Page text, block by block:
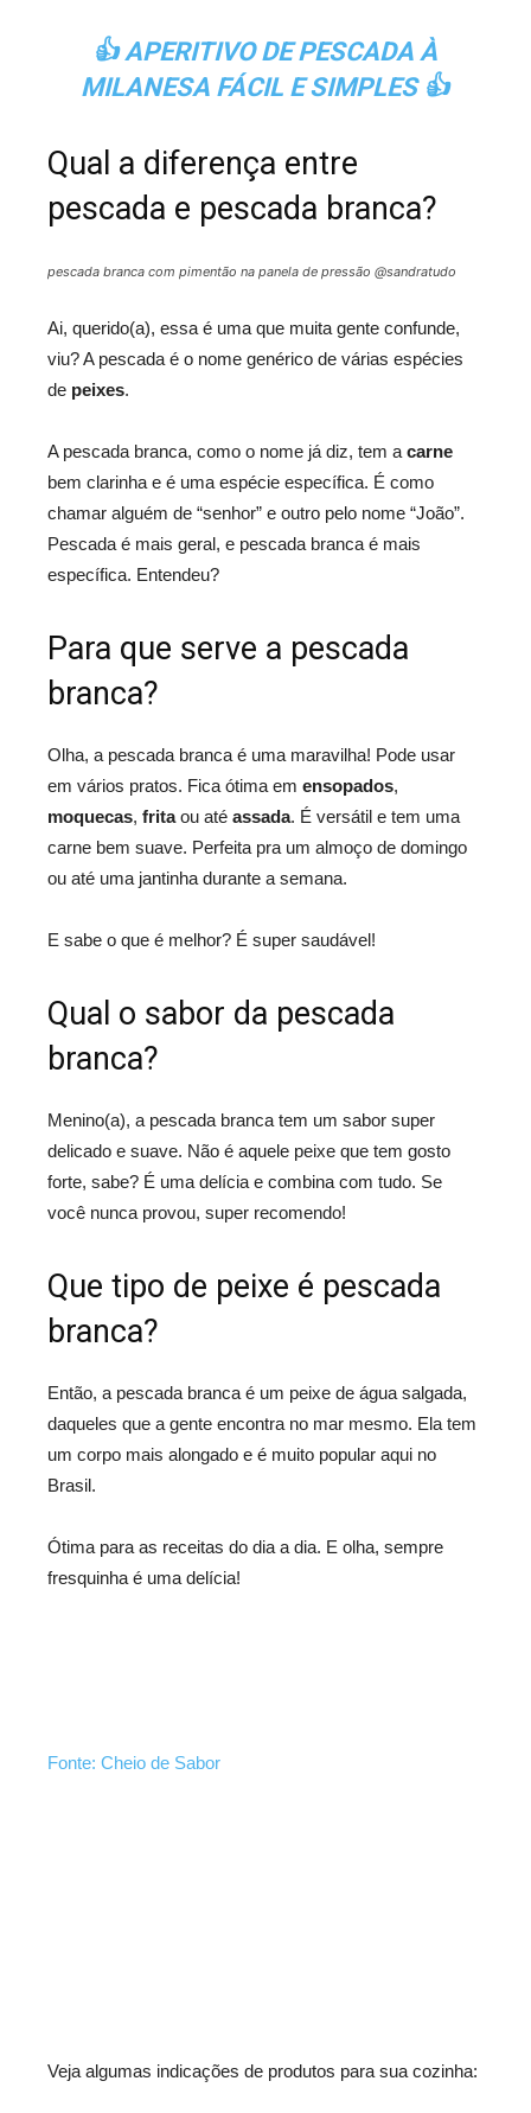
👍APERITIVO DE PESCADA À
MILANESA FÁCIL E SIMPLES👍
Qual a diferença entre
pescada e pescada branca?
pescada branca com pimentão na panela de pressão @sandratudo
Ai, querido(a), essa é uma que muita gente confunde,
viu? A pescada é o nome genérico de várias espécies
de peixes.
A pescada branca, como o nome já diz, tem a carne
bem clarinha e é uma espécie específica. É como
chamar alguém de “senhor” e outro pelo nome “João”.
Pescada é mais geral, e pescada branca é mais
específica. Entendeu?
Para que serve a pescada
branca?
Olha, a pescada branca é uma maravilha! Pode usar
em vários pratos. Fica ótima em ensopados,
moquecas, fritaou até assada. É versátil e tem uma
carne bem suave. Perfeita pra um almoço de domingo
ou até uma jantinha durante a semana.
E sabe o que é melhor? É super saudável!
Qual o sabor da pescada
branca?
Menino(a), a pescada branca tem um sabor super
delicado e suave. Não é aquele peixe que tem gosto
forte, sabe? É uma delícia e combina com tudo. Se
você nunca provou, super recomendo!
Que tipo de peixe é pescada
branca?
Então, a pescada branca é um peixe de água salgada,
daqueles que a gente encontra no mar mesmo. Ela tem
um corpo mais alongado e é muito popular aqui no
Brasil.
Ótima para as receitas do dia a dia. E olha, sempre
fresquinha é uma delícia!
Fonte: Cheio de Sabor
Veja algumas indicações de produtos para sua cozinha: